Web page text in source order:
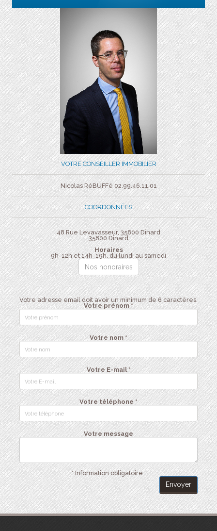
VOTRE CONSEILLER IMMOBILIER
Nicolas RéBUFFé 02.99.46.11.01
COORDONNÉES
48 Rue Levavasseur, 35800 Dinard
35800 Dinard
Horaires
9h-12h et 14h-19h, du lundi au samedi
Nos honoraires
Votre adresse email doit avoir un minimum de 6 caractères.
Votre prénom *
Votre nom *
Votre E-mail *
Votre téléphone *
Votre message
* Information obligatoire
Envoyer